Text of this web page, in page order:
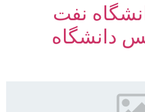
نفت
دانشگاه